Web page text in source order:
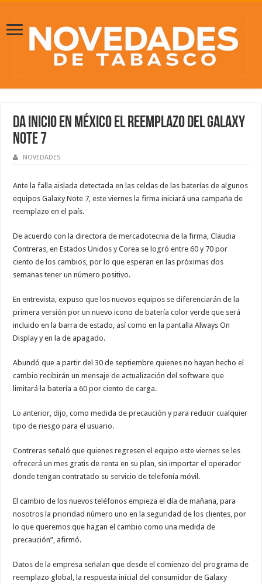
Da inicio en México el reemplazo del Galaxy
Note 7
NOVEDADES
Ante la falla aislada detectada en las celdas de las baterías de algunos
equipos Galaxy Note 7, este viernes la firma iniciará una campaña de
reemplazo en el país.
De acuerdo con la directora de mercadotecnia de la firma, Claudia
Contreras, en Estados Unidos y Corea se logró entre 60 y 70 por
ciento de los cambios, por lo que esperan en las próximas dos
semanas tener un número positivo.
En entrevista, expuso que los nuevos equipos se diferenciarán de la
primera versión por un nuevo icono de batería color verde que será
incluido en la barra de estado, así como en la pantalla Always On
Display y en la de apagado.
Abundó que a partir del 30 de septiembre quienes no hayan hecho el
cambio recibirán un mensaje de actualización del software que
limitará la batería a 60 por ciento de carga.
Lo anterior, dijo, como medida de precaución y para reducir cualquier
tipo de riesgo para el usuario.
Contreras señaló que quienes regresen el equipo este viernes se les
ofrecerá un mes gratis de renta en su plan, sin importar el operador
donde tengan contratado su servicio de telefonía móvil.
El cambio de los nuevos teléfonos empieza el día de mañana, para
nosotros la prioridad número uno en la seguridad de los clientes, por
lo que queremos que hagan el cambio como una medida de
precaución”, afirmó.
Datos de la empresa señalan que desde el comienzo del programa de
reemplazo global, la respuesta inicial del consumidor de Galaxy